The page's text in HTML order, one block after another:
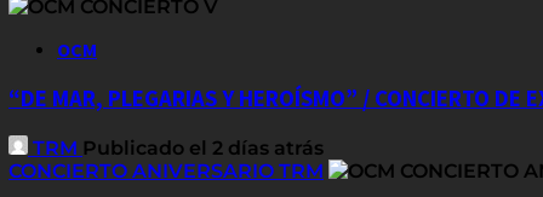
OCM
“DE MAR, PLEGARIAS Y HEROÍSMO” / CONCIERTO DE
TRM Publicado el 2 días atrás
CONCIERTO ANIVERSARIO TRM